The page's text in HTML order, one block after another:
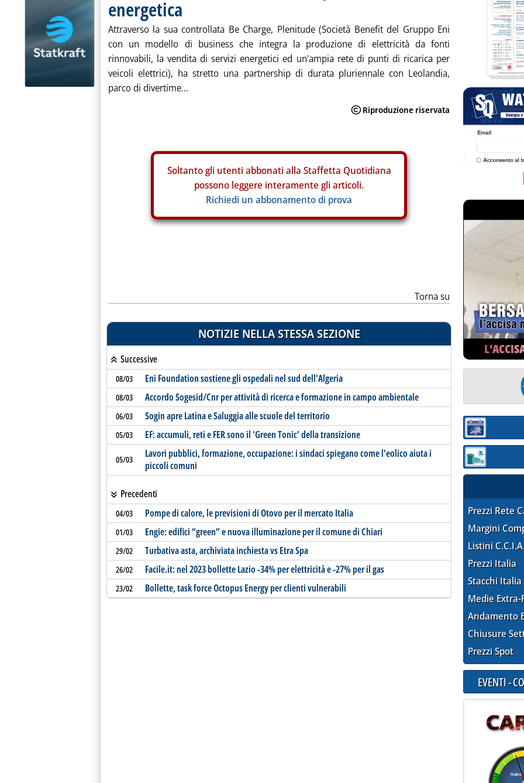
energetica
Attraverso la sua controllata Be Charge, Plenitude (Società Benefit del Gruppo Eni
con un modello di business che integra la produzione di elettricità da fonti
rinnovabili, la vendita di servizi energetici ed un'ampia rete di punti di ricarica per
veicoli elettrici), ha stretto una partnership di durata pluriennale con Leolandia,
parco di divertime...
Soltanto gli utenti abbonati alla Staffetta Quotidiana
possono leggere interamente gli articoli.
Richiedi un abbonamento di prova
Torna su
NOTIZIE NELLA STESSA SEZIONE
Successive
08/03 Eni Foundation sostiene gli ospedali nel sud dell'Algeria
08/03 Accordo Sogesid/Cnr per attività di ricerca e formazione in campo ambientale
06/03 Sogin apre Latina e Saluggia alle scuole del territorio
05/03 EF: accumuli, reti e FER sono il ‘Green Tonic' della transizione
05/03
Lavori pubblici, formazione, occupazione: i sindaci spiegano come l'eolico aiuta i
piccoli comuni
Precedenti
04/03 Pompe di calore, le previsioni di Otovo per il mercato Italia
01/03 Engie: edifici “green” e nuova illuminazione per il comune di Chiari
29/02 Turbativa asta, archiviata inchiesta vs Etra Spa
26/02 Facile.it: nel 2023 bollette Lazio -34% per elettricità e -27% per il gas
23/02 Bollette, task force Octopus Energy per clienti vulnerabili
Sezione:
Sezione:
Prezzi Rete
Margini
Listini
Prezzi Italia
Stacchi Italia
Medie Extra-
Andamento
Chiusure
Prezzi Spot
EVENTI -